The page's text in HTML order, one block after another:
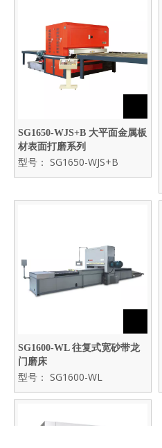
SG1650-WJS+B 大平面金属板
材表面打磨系列
型号： SG1650-WJS+B
SG1600-WL 往复式宽砂带龙
门磨床
型号： SG1600-WL